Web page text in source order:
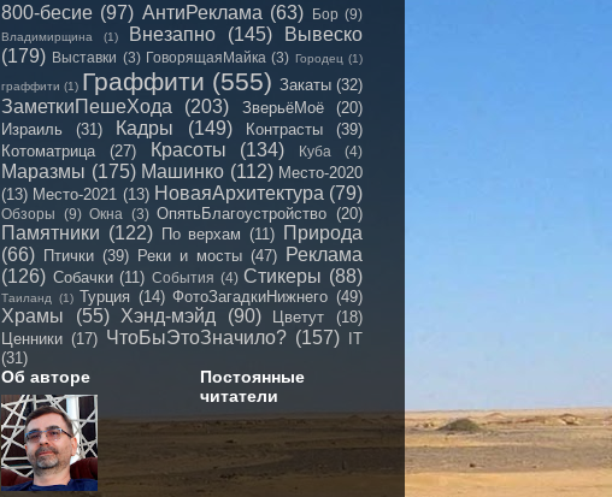
800-бесие (97) АнтиРеклама (63) Бор (9)
Владимирщина (1) Внезапно (145)
Вывеско
(179) Выставки (3) ГоворящаяМайка (3) Городец (1)
граффити (1) Граффити (555) Закаты (32)
ЗаметкиПешеХода (203) ЗверьёМоё
(20)
Израиль
(31) Кадры (149) Контрасты
(39)
Котоматрица
(27) Красоты (134) Куба (4)
Маразмы (175) Машинко (112) Место-2020
(13) Место-2021 (13) НоваяАрхитектура (79)
Обзоры (9) Окна (3) ОпятьБлагоустройство (20)
Памятники (122) По верхам (11) Природа
(66) Птички (39) Реки и мосты (47) Реклама
(126) Собачки (11) События (4) Стикеры (88)
Таиланд (1) Турция (14) ФотоЗагадкиНижнего (49)
Храмы (55) Хэнд-мэйд (90) Цветут
(18)
Ценники (17) ЧтоБыЭтоЗначило? (157)
IT
(31)
Об авторе
Постоянные
читатели